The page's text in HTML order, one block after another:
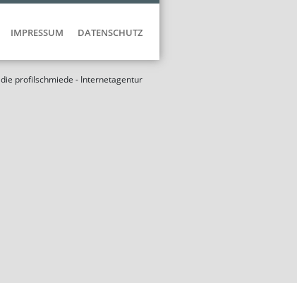
IMPRESSUM DATENSCHUTZ
die profilschmiede - Internetagentur